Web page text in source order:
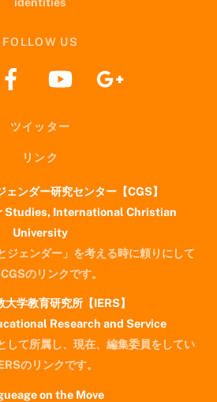
FOLLOW US
ツイッター
リンク
ェンダー研究センター【CGS】
Studies, International Christian
University
ジェンダー」を考える時に頼りにして
のリンクです。
大学教育研究所【IERS】
Research and Service
して所属し、現在、編集委員をしてい
のリンクです。
on the Move